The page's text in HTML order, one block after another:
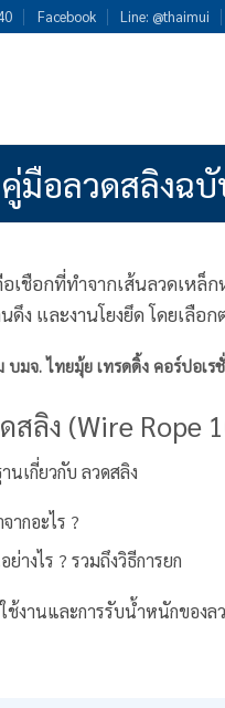
Facebook Line: @thaimui
คู่มือลวดสลิงฉบั
เชือกที่ทำจากเส้นลวดเหล็
ดึง และงานโยงยึด โดยเลือ
บมจ. ไทยมุ้ย เทรดดิ้ง คอร์ปอเร
ลิง (Wire Rope
เกี่ยวกับ ลวดสลิง
ากอะไร ?
างไร ? รวมถึงวิธีการยก
งานและการรับน้ำหนักของล